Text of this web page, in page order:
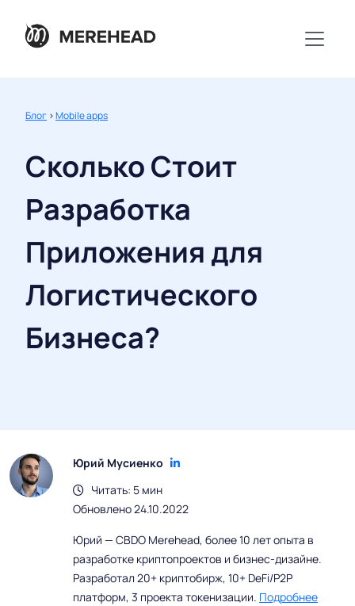
Блог >Mobile apps
Сколько Стоит
Разработка
Приложения для
Логистического
Бизнеса?
Юрий Мусиенко
Читать: 5 мин
Обновлено 24.10.2022
Юрий — CBDO Merehead, более 10 лет опыта в
разработке криптопроектов и бизнес-дизайне.
Разработал 20+ криптобирж, 10+ DeFi/P2P
платформ, 3 проекта токенизации. Подробнее